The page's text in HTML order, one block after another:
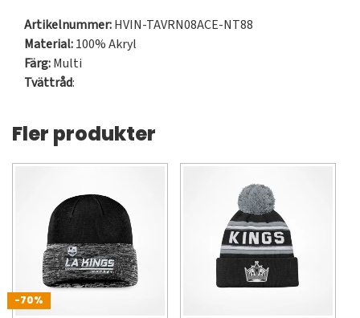
Artikelnummer:HVIN-TAVRN08ACE-NT88
Material:100% Akryl
Färg:Multi
Tvättråd:
Fler produkter
-70%